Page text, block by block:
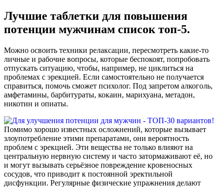
Лучшие таблетки для повышения
потенции мужчинам список топ-5.
Можно освоить техники релаксации, пересмотреть какие‑то
личные и рабочие вопросы, которые беспокоят, попробовать
отпускать ситуацию, чтобы, например, не циклиться на
проблемах с эрекцией. Если самостоятельно не получается
справиться, помочь сможет психолог. Под запретом алкоголь,
амфетамины, барбитураты, кокаин, марихуана, метадон,
никотин и опиаты.
Помимо хорошо известных осложнений, которые вызывает
злоупотребление этими препаратами, они вероятность
проблем с эрекцией. Эти вещества не только влияют на
центральную нервную систему и часто затормаживают её, но
и могут вызывать серьёзное повреждение кровеносных
сосудов, что приводит к постоянной эректильной
дисфункции. Регулярные физические упражнения делают